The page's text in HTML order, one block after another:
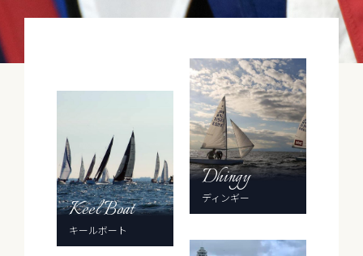
Keel Boat
キールボート
Dhingy
ディンギー